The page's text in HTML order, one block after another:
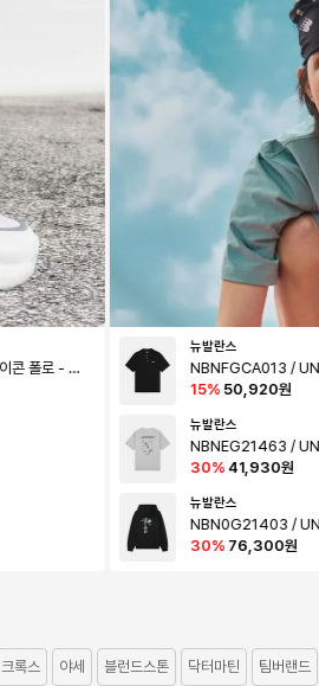
콘 폴로 - 그
뉴발란스
NBNFGCA013 /
15% 50,920원
뉴발란스
NBNEG21463 / UNI
30% 41,930원
뉴발란스
NBN0G21403 / UNI
30% 76,300원
크록스 야세 블런드스톤 닥터마틴 팀버랜드